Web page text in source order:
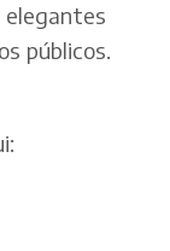
elegantes
públicos.